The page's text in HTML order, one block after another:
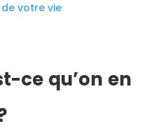
votre vie
ce qu’on en